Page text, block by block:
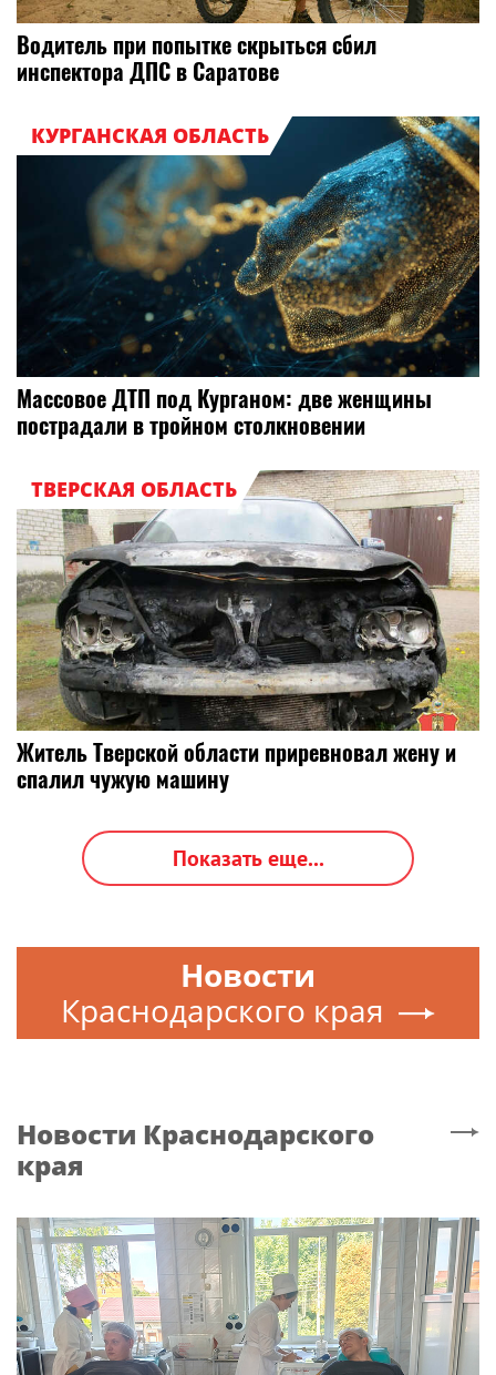
Водитель при попытке скрыться сбил
инспектора ДПС в Саратове
КУРГАНСКАЯ ОБЛАСТЬ
Массовое ДТП под Курганом: две женщины
пострадали в тройном столкновении
ТВЕРСКАЯ ОБЛАСТЬ
Житель Тверской области приревновал жену и
спалил чужую машину
Показать еще...
Новости
Краснодарского края
Новости Краснодарского
края